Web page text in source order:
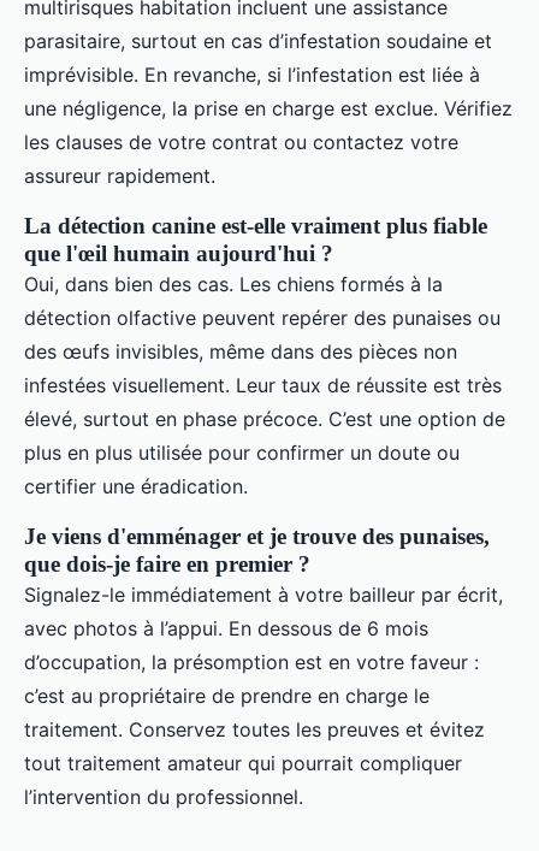
multirisques habitation incluent une assistance
parasitaire, surtout en cas d’infestation soudaine et
imprévisible. En revanche, si l’infestation est liée à
une négligence, la prise en charge est exclue. Vérifiez
les clauses de votre contrat ou contactez votre
assureur rapidement.
La détection canine est-elle vraiment plus fiable
que l'œil humain aujourd'hui ?
Oui, dans bien des cas. Les chiens formés à la
détection olfactive peuvent repérer des punaises ou
des œufs invisibles, même dans des pièces non
infestées visuellement. Leur taux de réussite est très
élevé, surtout en phase précoce. C’est une option de
plus en plus utilisée pour confirmer un doute ou
certifier une éradication.
Je viens d'emménager et je trouve des punaises,
que dois-je faire en premier ?
Signalez-le immédiatement à votre bailleur par écrit,
avec photos à l’appui. En dessous de 6 mois
d’occupation, la présomption est en votre faveur :
c’est au propriétaire de prendre en charge le
traitement. Conservez toutes les preuves et évitez
tout traitement amateur qui pourrait compliquer
l’intervention du professionnel.